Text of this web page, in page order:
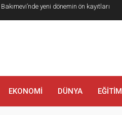
yeni dönemin ön kayıtları
EKONOMİ DÜNYA EĞİTİM